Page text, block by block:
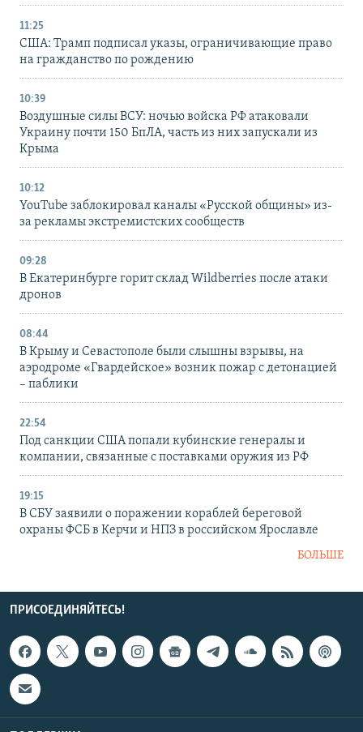
11:25
США: Трамп подписал указы, ограничивающие право
на гражданство по рождению
10:39
Воздушные силы ВСУ: ночью войска РФ атаковали
Украину почти 150 БпЛА, часть из них запускали из
Крыма
10:12
YouTube заблокировал каналы «Русской общины» из-
за рекламы экстремистских сообществ
09:28
В Екатеринбурге горит склад Wildberries после атаки
дронов
08:44
В Крыму и Севастополе были слышны взрывы, на
аэродроме «Гвардейское» возник пожар с детонацией
– паблики
22:54
Под санкции США попали кубинские генералы и
компании, связанные с поставками оружия из РФ
19:15
В СБУ заявили о поражении кораблей береговой
охраны ФСБ в Керчи и НПЗ в российском Ярославле
БОЛЬШЕ
ПРИСОЕДИНЯЙТЕСЬ!